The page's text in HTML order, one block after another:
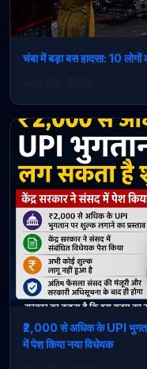
चंबा में बड़ा बस हादसा: 10
₹2,000 से अधिक के UPI
में पेश किया नया विधेयक